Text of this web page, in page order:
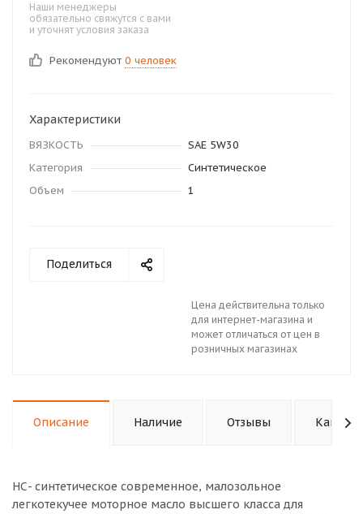
Наши менеджеры
обязательно свяжутся с вами
и уточнят условия заказа
Рекомендуют 0 человек
Характеристики
ВЯЗКОСТЬ
SAE 5W30
Категория
Синтетическое
Объем
1
Поделиться
Цена действительна только
для интернет-магазина и
может отличаться от цен в
розничных магазинах
Описание Наличие Отзывы Как
НС- синтетическое современное, малозольное
легкотекучее моторное масло высшего класса для